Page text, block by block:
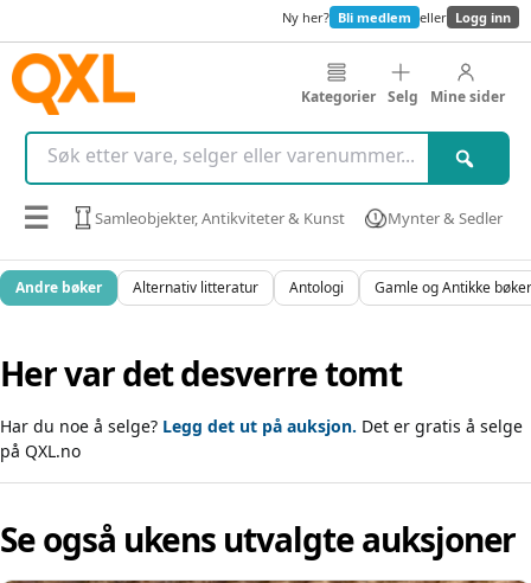
Ny her? Bli medlem eller Logg inn
Kategorier Selg Mine sider
☰ Samleobjekter, Antikviteter & Kunst Mynter & Sedler
Andre bøker Alternativ litteratur Antologi Gamle og Antikke bøker
Her var det desverre tomt
Har du noe å selge? Legg det ut på auksjon. Det er gratis å selge
på QXL.no
Se også ukens utvalgte auksjoner